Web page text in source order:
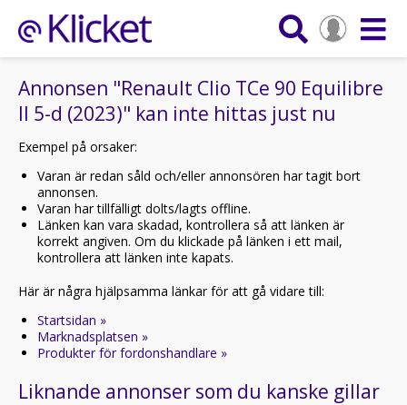
Annonsen "Renault Clio TCe 90 Equilibre
II 5-d (2023)" kan inte hittas just nu
Exempel på orsaker:
Varan är redan såld och/eller annonsören har tagit bort
annonsen.
Varan har tillfälligt dolts/lagts offline.
Länken kan vara skadad, kontrollera så att länken är
korrekt angiven. Om du klickade på länken i ett mail,
kontrollera att länken inte kapats.
Här är några hjälpsamma länkar för att gå vidare till:
Startsidan »
Marknadsplatsen »
Produkter för fordonshandlare »
Liknande annonser som du kanske gillar